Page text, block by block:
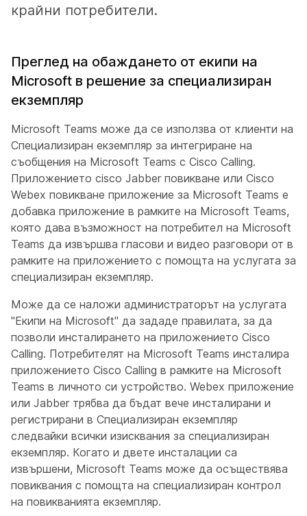
крайни потребители.
Преглед на обаждането от екипи на
Microsoft в решение за специализиран
екземпляр
Microsoft Teams може да се използва от клиенти на
Специализиран екземпляр за интегриране на
съобщения на Microsoft Teams с Cisco Calling.
Приложението cisco Jabber повикване или Cisco
Webex повикване приложение за Microsoft Teams е
добавка приложение в рамките на Microsoft Teams,
която дава възможност на потребител на Microsoft
Teams да извършва гласови и видео разговори от в
рамките на приложението с помощта на услугата за
специализиран екземпляр.
Може да се наложи администраторът на услугата
"Екипи на Microsoft" да зададе правилата, за да
позволи инсталирането на приложението Cisco
Calling. Потребителят на Microsoft Teams инсталира
приложението Cisco Calling в рамките на Microsoft
Teams в личното си устройство. Webex приложение
или Jabber трябва да бъдат вече инсталирани и
регистрирани в Специализиран екземпляр
следвайки всички изисквания за специализиран
екземпляр. Когато и двете инсталации са
извършени, Microsoft Teams може да осъществява
повиквания с помощта на специализиран контрол
на повикванията екземпляр.